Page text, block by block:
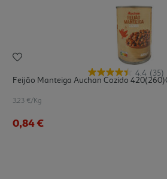
4.4 (35)
Feijão Manteiga Auchan Cozido
3.23 €/Kg
0,84 €